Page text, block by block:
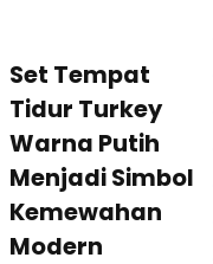
Set Tempat
Tidur Turkey
Warna Putih
Menjadi Simbol
Kemewahan
Modern